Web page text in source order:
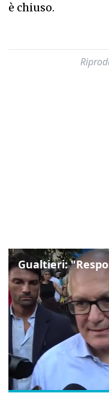
è chiuso.